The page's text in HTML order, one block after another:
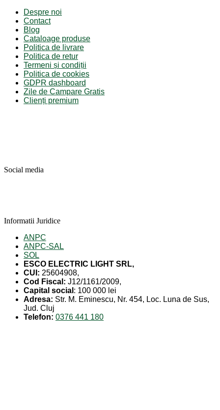
Despre noi
Contact
Blog
Cataloage produse
Politica de livrare
Politica de retur
Termeni și condiții
Politica de cookies
GDPR dashboard
Zile de Campare Gratis
Clienți premium
Social media
Informatii Juridice
ANPC
ANPC-SAL
SOL
ESCO ELECTRIC LIGHT SRL,
CUI: 25604908,
Cod Fiscal: J12/1161/2009,
Capital social : 100 000 lei
Adresa: Str. M. Eminescu, Nr. 454, Loc. Luna de Sus,
Jud. Cluj
Telefon: 0376 441 180